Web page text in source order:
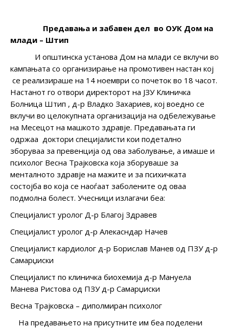
Предавања и забавен дел во ОУК Дом на
млади – Штип
И општинска установа Дом на млади се вклучи во
кампањата со организирање на промотивен настан кој
се реализираше на 14 ноември со почеток во 18 часот.
Настанот го отвори директорот на ЈЗУ Клиничка
Болница Штип , д-р Владко Захариев, кој воедно се
вклучи во целокупната организација на одбележување
на Месецот на машкото здравје. Предавањата ги
одржаа доктори специјалисти кои подетално
зборуваа за превенција од ова заболување, а имаше и
психолог Весна Трајковска која зборуваше за
менталното здравје на мажите и за психичката
состојба во која се наоѓаат заболените од оваа
подмолна болест. Учесници излагачи беа:
Специјалист уролог Д-р Благој Здравев
Специјалист уролог д-р Алекасндар Начев
Специјалист кардиолог д-р Борислав Манев од ПЗУ д-р
Самарџиски
Специјалист по клиничка биохемија д-р Мануела
Манева Ристова од ПЗУ д-р Самарџиски
Весна Трајковска – диполмиран психолог
На предавањето на присутните им беа поделени